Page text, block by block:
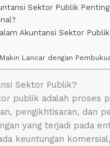
Sektor Publik Penting
Akuntansi Sektor Publik
Lancar dengan
Sektor Publik?
publik adalah proses
pengikhtisaran, dan
yang terjadi pada
keuntungan